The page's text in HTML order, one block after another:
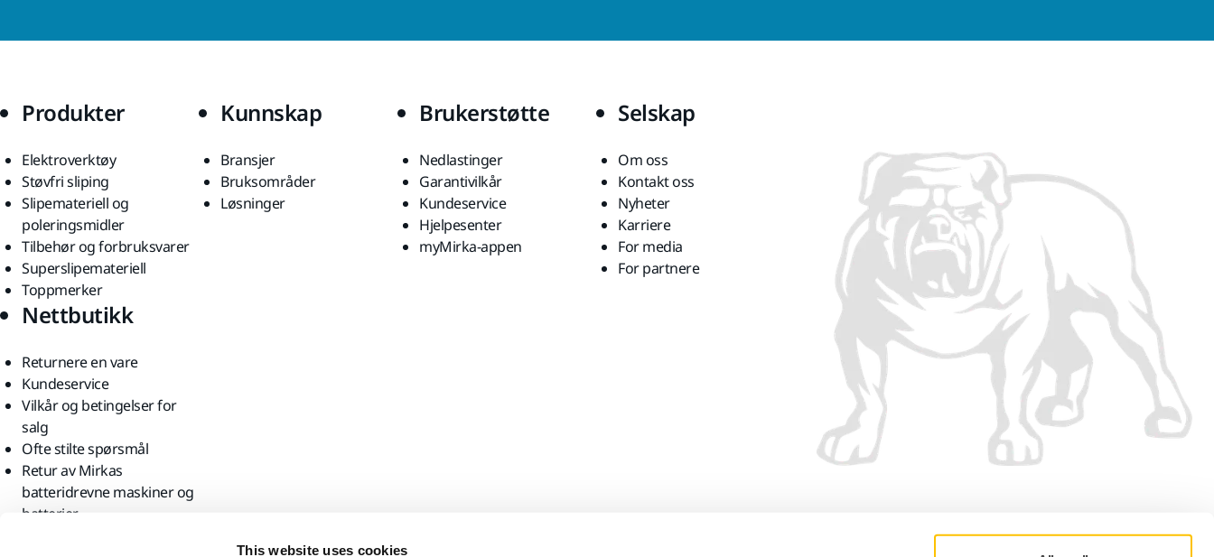
This website uses cookies
Produkter
Elektroverktøy
Støvfri sliping
Slipemateriell og
poleringsmidler
Tilbehør og forbruksvarer
Superslipemateriell
Toppmerker
Kunnskap
Bransjer
Bruksområder
Løsninger
Brukerstøtte
Nedlastinger
Garantivilkår
Kundeservice
Hjelpesenter
myMirka-appen
Selskap
Om oss
Kontakt oss
Nyheter
Karriere
For media
For partnere
Nettbutikk
Returnere en vare
Kundeservice
Vilkår og betingelser for
salg
Ofte stilte spørsmål
Retur av Mirkas
batteridrevne maskiner og
batterier